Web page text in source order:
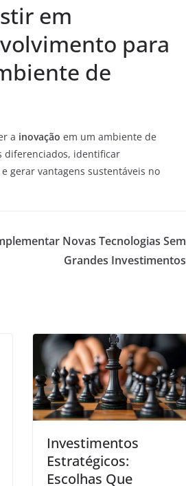
em
para
de
a inovação em um ambiente de
diferenciados, identificar
gerar vantagens sustentáveis no
Novas Tecnologias Sem
Grandes Investimentos
Investimentos
Estratégicos:
Escolhas Que